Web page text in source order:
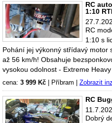
RC
1:10
RC
1:10 s
Pohání jej výkonný střídavý motor
až 56 km/h! Obsahuje
vysokou odolnost - Extreme
cena: 3 999 Kč Příbram Zobrazit
RC
Dobrý